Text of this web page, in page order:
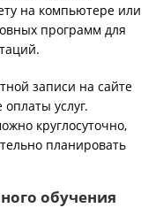
на компьютере или
программ для
записи на сайте
услуг.
круглосуточно,
планировать
обучения